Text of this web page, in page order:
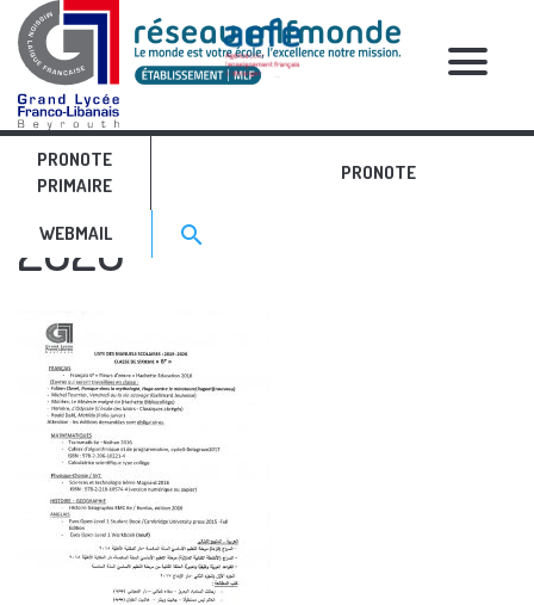
PRONOTE
PRIMAIRE
PRONOTE
WEBMAIL Search for:>
search
RELATIVE POSTS
Manuels 6ème 2019-
2020